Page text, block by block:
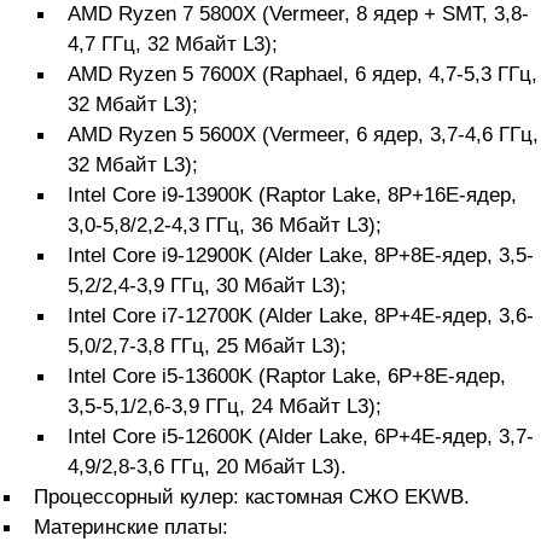
AMD Ryzen 7 5800X (Vermeer, 8 ядер + SMT, 3,8-
4,7 ГГц, 32 Мбайт L3);
AMD Ryzen 5 7600X (Raphael, 6 ядер, 4,7-5,3 ГГц,
32 Мбайт L3);
AMD Ryzen 5 5600X (Vermeer, 6 ядер, 3,7-4,6 ГГц,
32 Мбайт L3);
Intel Core i9-13900K (Raptor Lake, 8P+16E-ядер,
3,0-5,8/2,2-4,3 ГГц, 36 Мбайт L3);
Intel Core i9-12900K (Alder Lake, 8P+8E-ядер, 3,5-
5,2/2,4-3,9 ГГц, 30 Мбайт L3);
Intel Core i7-12700K (Alder Lake, 8P+4E-ядер, 3,6-
5,0/2,7-3,8 ГГц, 25 Мбайт L3);
Intel Core i5-13600K (Raptor Lake, 6P+8E-ядер,
3,5-5,1/2,6-3,9 ГГц, 24 Мбайт L3);
Intel Core i5-12600K (Alder Lake, 6P+4E-ядер, 3,7-
4,9/2,8-3,6 ГГц, 20 Мбайт L3).
Процессорный кулер: кастомная СЖО EKWB.
Материнские платы: